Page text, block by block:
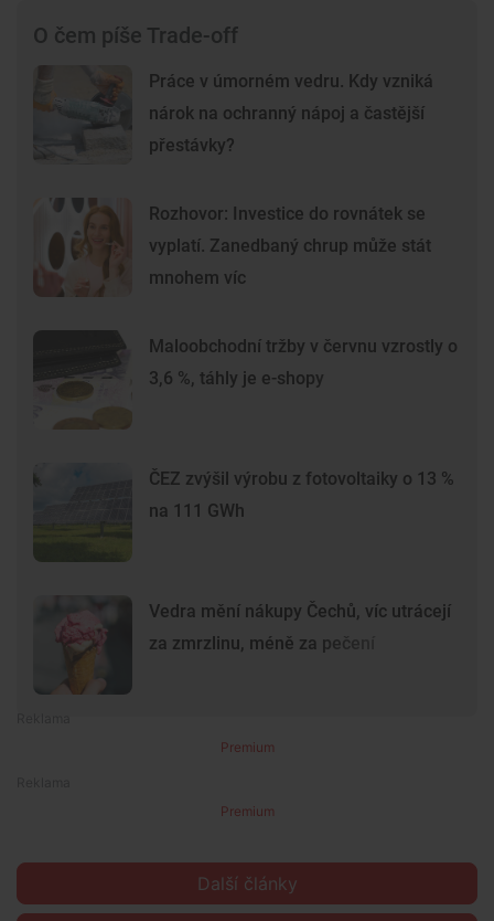
O čem píše Trade-off
Práce v úmorném vedru. Kdy vzniká
nárok na ochranný nápoj a častější
přestávky?
Rozhovor: Investice do rovnátek se
vyplatí. Zanedbaný chrup může stát
mnohem víc
Maloobchodní tržby v červnu vzrostly o
3,6 %, táhly je e-shopy
ČEZ zvýšil výrobu z fotovoltaiky o 13 %
na 111 GWh
Vedra mění nákupy Čechů, víc utrácejí
za zmrzlinu, méně za pečení
Premium
Premium
Další články